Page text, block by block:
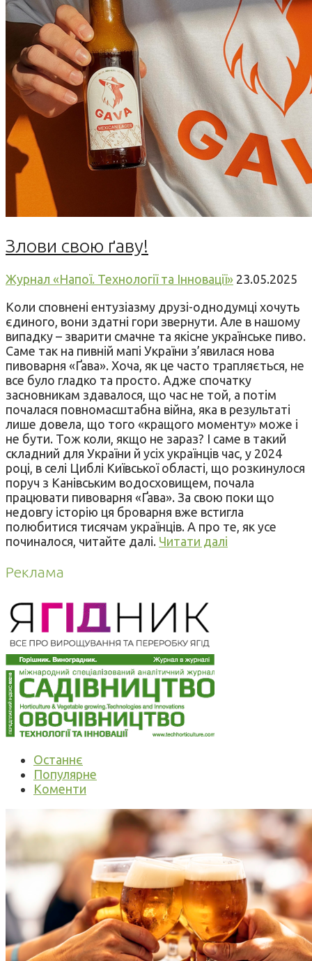
Злови свою ґаву!
Журнал «Напої. Технології та Інновації» 23.05.2025
Коли сповнені ентузіазму друзі-однодумці хочуть
єдиного, вони здатні гори звернути. Але в нашому
випадку – зварити смачне та якісне українське пиво.
Саме так на пивній мапі України з’явилася нова
пивоварня «Ґава». Хоча, як це часто трапляється, не
все було гладко та просто. Адже спочатку
засновникам здавалося, що час не той, а потім
почалася повномасштабна війна, яка в результаті
лише довела, що того «кращого моменту» може і
не бути. Тож коли, якщо не зараз? І саме в такий
складний для України й усіх українців час, у 2024
році, в селі Циблі Київської області, що розкинулося
поруч з Канівським водосховищем, почала
працювати пивоварня «Ґава». За свою поки що
недовгу історію ця броварня вже встигла
полюбитися тисячам українців. А про те, як усе
починалося, читайте далі. Читати далі
Реклама
Останнє
Популярне
Коменти